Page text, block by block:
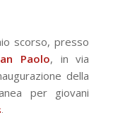
scorso, presso
Paolo, in via
della
per giovani
.